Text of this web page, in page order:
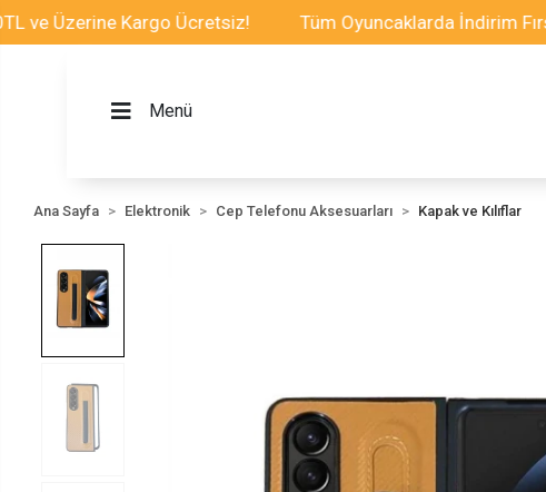
Kargo Ücretsiz! Tüm Oyuncaklarda İndirim Fırsatı
Menü
Ana Sayfa Elektronik Cep Telefonu Aksesuarları Kapak ve Kılıflar